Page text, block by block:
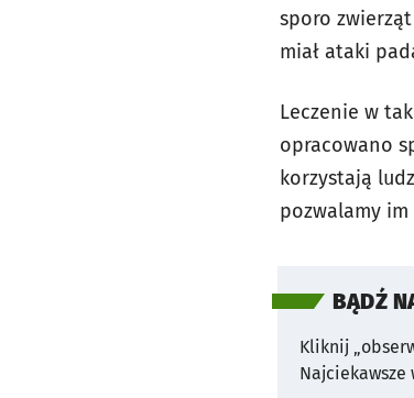
sporo
miał ataki
Leczenie w
opracowano
korzystają
pozwalamy
BĄDŹ
Kliknij
Najciekawsze